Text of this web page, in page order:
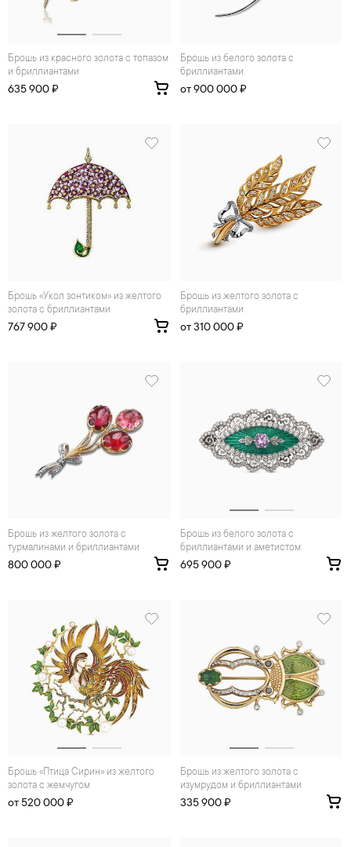
Брошь из красного золота с топазом
и бриллиантами
635 900 ₽
Брошь из белого золота с
бриллиантами
от 900 000 ₽
Брошь «Укол зонтиком» из желтого
золота с бриллиантами
767 900 ₽
Брошь из желтого золота с
бриллиантами
от 310 000 ₽
Брошь из желтого золота с
турмалинами и бриллиантами
800 000 ₽
Брошь из белого золота с
бриллиантами и аметистом
695 900 ₽
Брошь «Птица Сирин» из желтого
золота с жемчугом
от 520 000 ₽
Брошь из желтого золота с
изумрудом и бриллиантами
335 900 ₽